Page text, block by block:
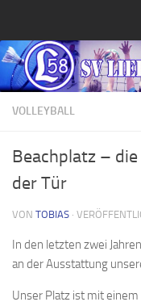
VOLLEYBALL
Beachplatz –
der Tür
VON TOBIAS ·
In den letzten zwei
an der Ausstattung
Unser Platz ist mit